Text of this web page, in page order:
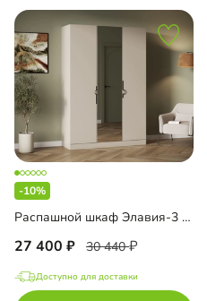
-10%
Распашной шкаф Элавия-3 с зеркалом
27 400 30 440
Доступно для доставки